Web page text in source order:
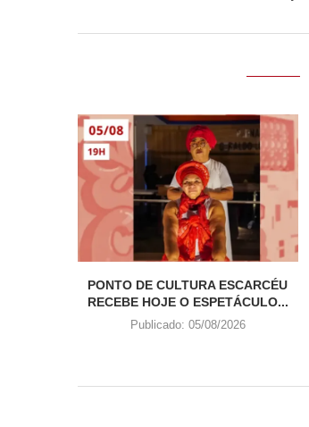
PONTO DE CULTURA ESCARCÉU
RECEBE HOJE O ESPETÁCULO...
Publicado: 05/08/2026